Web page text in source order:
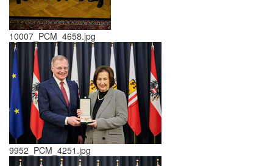
10007_PCM_4658.jpg
9952_PCM_4251.jpg